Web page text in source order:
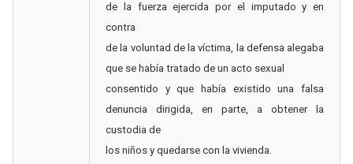
de la fuerza ejercida por el imputado y en
contra
de la voluntad de la víctima, la defensa alegaba
que se había tratado de un acto sexual
consentido y que había existido una falsa
denuncia dirigida, en parte, a obtener la
custodia de
los niños y quedarse con la vivienda.